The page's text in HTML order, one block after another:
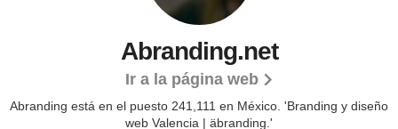
Abranding.net
Ir a la página web
Abranding está en el puesto 241,111 en México. 'Branding y diseño
web Valencia | äbranding.'